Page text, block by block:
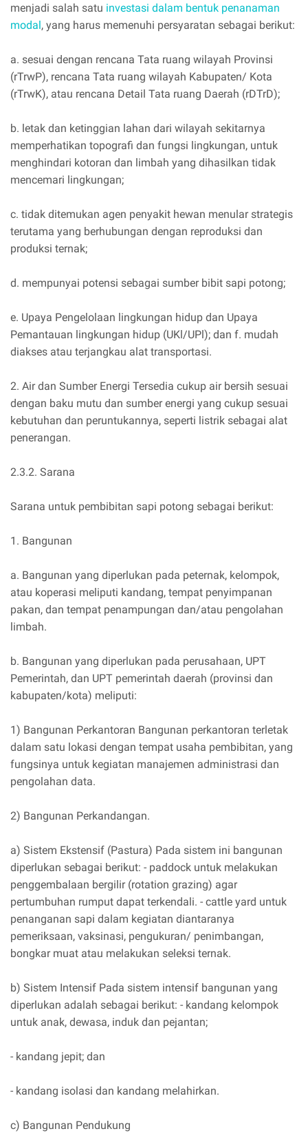
menjadi salah satu investasi dalam bentuk penanaman
modal, yang harus memenuhi persyaratan sebagai berikut:
a. sesuai dengan rencana Tata ruang wilayah Provinsi
(rTrwP), rencana Tata ruang wilayah Kabupaten/ Kota
(rTrwK), atau rencana Detail Tata ruang Daerah (rDTrD);
b. letak dan ketinggian lahan dari wilayah sekitarnya
memperhatikan topografi dan fungsi lingkungan, untuk
menghindari kotoran dan limbah yang dihasilkan tidak
mencemari lingkungan;
c. tidak ditemukan agen penyakit hewan menular strategis
terutama yang berhubungan dengan reproduksi dan
produksi ternak;
d. mempunyai potensi sebagai sumber bibit sapi potong;
e. Upaya Pengelolaan lingkungan hidup dan Upaya
Pemantauan lingkungan hidup (UKl/UPl); dan f. mudah
diakses atau terjangkau alat transportasi.
2. Air dan Sumber Energi Tersedia cukup air bersih sesuai
dengan baku mutu dan sumber energi yang cukup sesuai
kebutuhan dan peruntukannya, seperti listrik sebagai alat
penerangan.
2.3.2. Sarana
Sarana untuk pembibitan sapi potong sebagai berikut:
1. Bangunan
a. Bangunan yang diperlukan pada peternak, kelompok,
atau koperasi meliputi kandang, tempat penyimpanan
pakan, dan tempat penampungan dan/atau pengolahan
limbah.
b. Bangunan yang diperlukan pada perusahaan, UPT
Pemerintah, dan UPT pemerintah daerah (provinsi dan
kabupaten/kota) meliputi:
1) Bangunan Perkantoran Bangunan perkantoran terletak
dalam satu lokasi dengan tempat usaha pembibitan, yang
fungsinya untuk kegiatan manajemen administrasi dan
pengolahan data.
2) Bangunan Perkandangan.
a) Sistem Ekstensif (Pastura) Pada sistem ini bangunan
diperlukan sebagai berikut: - paddock untuk melakukan
penggembalaan bergilir (rotation grazing) agar
pertumbuhan rumput dapat terkendali. - cattle yard untuk
penanganan sapi dalam kegiatan diantaranya
pemeriksaan, vaksinasi, pengukuran/ penimbangan,
bongkar muat atau melakukan seleksi ternak.
b) Sistem Intensif Pada sistem intensif bangunan yang
diperlukan adalah sebagai berikut: - kandang kelompok
untuk anak, dewasa, induk dan pejantan;
- kandang jepit; dan
- kandang isolasi dan kandang melahirkan.
c) Bangunan Pendukung